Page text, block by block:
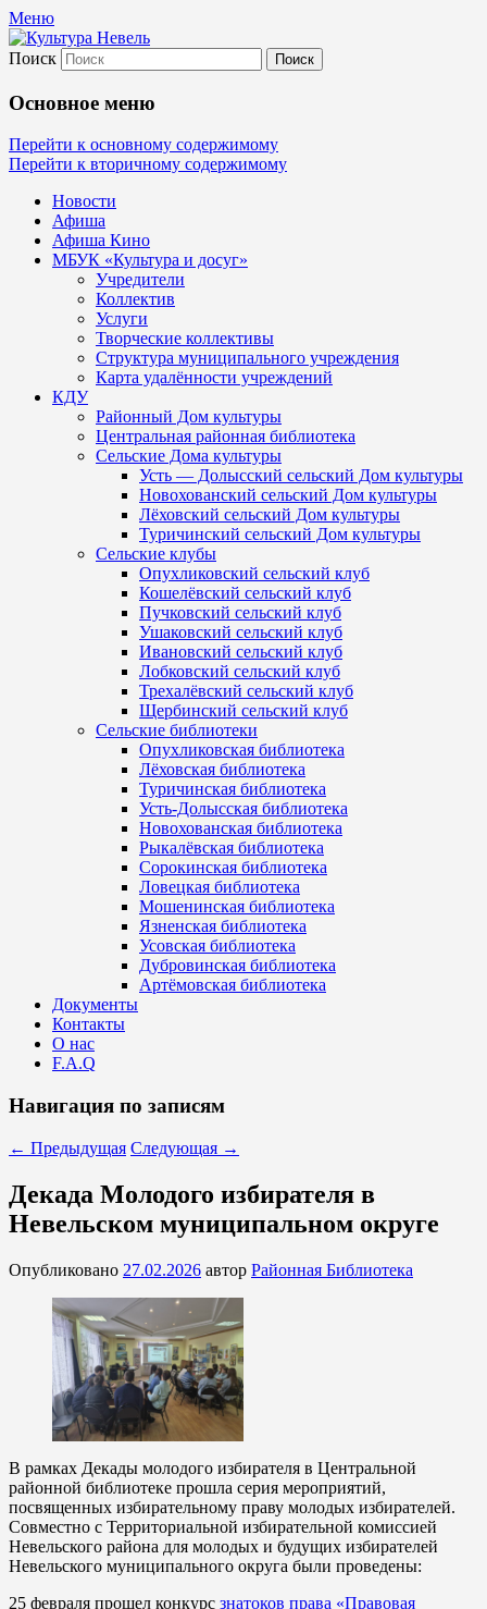
Меню
Культура Невель
МБУК Невельского района "Культура
и досуг"
Поиск
Основное меню
Перейти к основному содержимому
Перейти к вторичному содержимому
Новости
Афиша
Афиша Кино
МБУК «Культура и досуг»
Учредители
Коллектив
Услуги
Творческие коллективы
Структура муниципального учреждения
Карта удалённости учреждений
КДУ
Районный Дом культуры
Центральная районная библиотека
Сельские Дома культуры
Усть — Долысский сельский Дом культуры
Новохованский сельский Дом культуры
Лёховский сельский Дом культуры
Туричинский сельский Дом культуры
Сельские клубы
Опухликовский сельский клуб
Кошелёвский сельский клуб
Пучковский сельский клуб
Ушаковский сельский клуб
Ивановский сельский клуб
Лобковский сельский клуб
Трехалёвский сельский клуб
Щербинский сельский клуб
Сельские библиотеки
Опухликовская библиотека
Лёховская библиотека
Туричинская библиотека
Усть-Долысская библиотека
Новохованская библиотека
Рыкалёвская библиотека
Сорокинская библиотека
Ловецкая библиотека
Мошенинская библиотека
Язненская библиотека
Усовская библиотека
Дубровинская библиотека
Артёмовская библиотека
Документы
Контакты
О нас
F.A.Q
Навигация по записям
← Предыдущая Следующая →
Декада Молодого избирателя в
Невельском муниципальном округе
Опубликовано 27.02.2026 автор Районная Библиотека
В рамках Декады молодого избирателя в Центральной
районной библиотеке прошла серия мероприятий,
посвященных избирательному праву молодых избирателей.
Совместно с Территориальной избирательной комиссией
Невельского района для молодых и будущих избирателей
Невельского муниципального округа были проведены:
25 февраля прошел конкурс знатоков права «Правовая